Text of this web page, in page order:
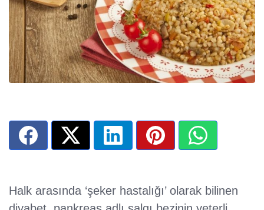
Halk arasında ‘şeker hastalığı’ olarak bilinen